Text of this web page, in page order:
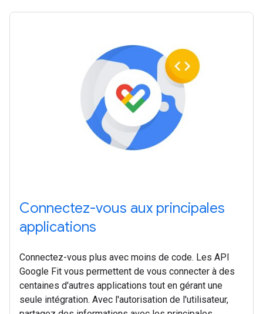
Connectez-vous aux principales
applications
Connectez-vous plus avec moins de code. Les API
Google Fit vous permettent de vous connecter à des
centaines d'autres applications tout en gérant une
seule intégration. Avec l'autorisation de l'utilisateur,